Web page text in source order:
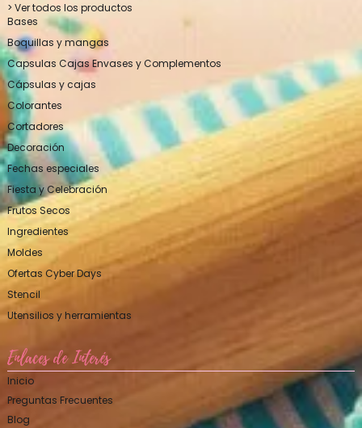
> Ver todos los productos
Bases
Boquillas y mangas
Capsulas Cajas Envases y Complementos
Cápsulas y cajas
Colorantes
Cortadores
Decoración
Fechas especiales
Fiesta y Celebración
Frutos Secos
Ingredientes
Moldes
Ofertas Cyber Days
Stencil
Utensilios y herramientas
Enlaces de Interés
Inicio
Preguntas Frecuentes
Blog